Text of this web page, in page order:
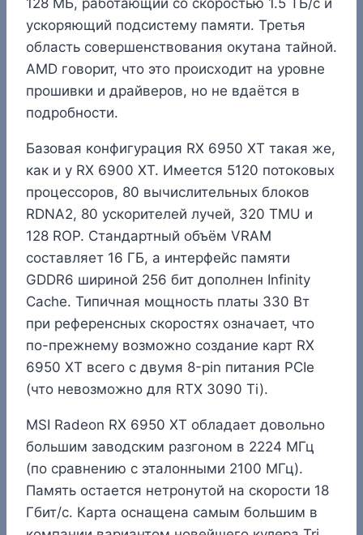
ускоряющий подсистему памяти. Третья
область совершенствования окутана тайной.
AMD говорит, что это происходит на уровне
прошивки и драйверов, но не вдаётся в
подробности.
Базовая конфигурация RX 6950 XT такая же,
как и у RX 6900 XT. Имеется 5120 потоковых
процессоров, 80 вычислительных блоков
RDNA2, 80 ускорителей лучей, 320 TMU и
128 ROP. Стандартный объём VRAM
составляет 16 ГБ, а интерфейс памяти
GDDR6 шириной 256 бит дополнен Infinity
Cache. Типичная мощность платы 330 Вт
при референсных скоростях означает, что
по-прежнему возможно создание карт RX
6950 XT всего с двумя 8-pin питания PCIe
(что невозможно для RTX 3090 Ti).
MSI Radeon RX 6950 XT обладает довольно
большим заводским разгоном в 2224 МГц
(по сравнению с эталонными 2100 МГц).
Память остается нетронутой на скорости 18
Гбит/с. Карта оснащена самым большим в